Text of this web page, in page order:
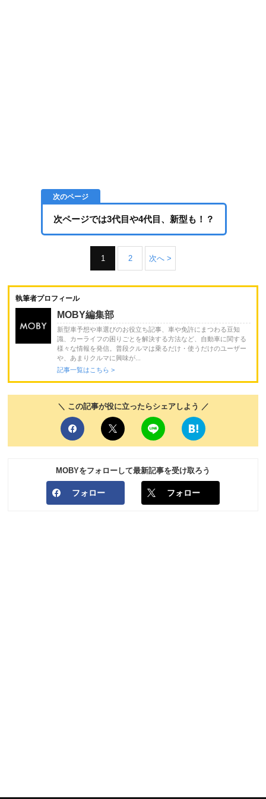
次ページでは3代目や4代目、新型も！？
1 2 次へ >
執筆者プロフィール
MOBY編集部
新型車予想や車選びのお役立ち記事、車や免許にまつわる豆知
識、カーライフの困りごとを解決する方法など、自動車に関する
様々な情報を発信。普段クルマは乗るだけ・使うだけのユーザー
や、あまりクルマに興味が...
記事一覧はこちら >
＼ この記事が役に立ったらシェアしよう ／
MOBYをフォローして最新記事を受け取ろう
フォロー フォロー